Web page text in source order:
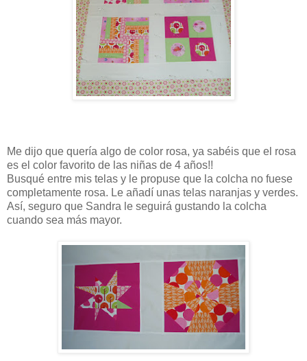
Me dijo que quería algo de color rosa, ya sabéis que el rosa
es el color favorito de las niñas de 4 años!!
Busqué entre mis telas y le propuse que la colcha no fuese
completamente rosa. Le añadí unas telas naranjas y verdes.
Así, seguro que Sandra le seguirá gustando la colcha
cuando sea más mayor.